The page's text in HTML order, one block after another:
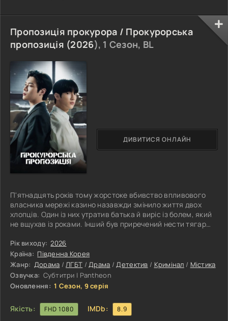
Пропозиція прокурора / Прокурорська
пропозиція (2026), 1 Сезон, BL
П'ятнадцять років тому жорстоке вбивство впливового
власника мережі казино назавжди змінило життя двох
хлопців. Один із них утратив батька й виріс із болем, який
не вщухав із роками. Інший був приречений нести тягар
суспільство поклало тавро провини за криваве минуле
його родини. Для обох ця трагедія стала початком життя,
сповненого втрат, самотності та постійної боротьби із
власними демонами. Минуло п'ятнадцять років, і доля
знову зводить їх
Рік виходу: 2026
Країна: Південна Корея
Жанр: Дорама /ЛГБТ /Драма /Детектив / Кримінал / Містика
Озвучка: Субтитри | Pantheon
Оновлення: 1 Сезон, 9 серія
Якість: FHD 1080 IMDb: 8.9
ДИВИТИСЯ ОНЛАЙН